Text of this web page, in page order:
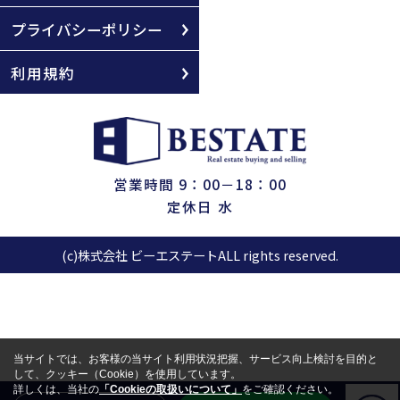
プライバシーポリシー
利用規約
営業時間 9：00－18：00
定休日 水
(c)株式会社 ビーエステートALL rights reserved.
当サイトでは、お客様の当サイト利用状況把握、サービス向上検討を目的と
して、クッキー（Cookie）を使用しています。
詳しくは、当社の「Cookieの取扱いについて」をご確認ください。